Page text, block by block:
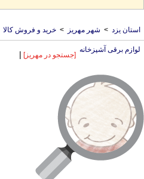
استان یزد > شهر مهریز > خرید و فروش کالا
لوازم برقی آشپزخانه
[جستجو در مهریز] |